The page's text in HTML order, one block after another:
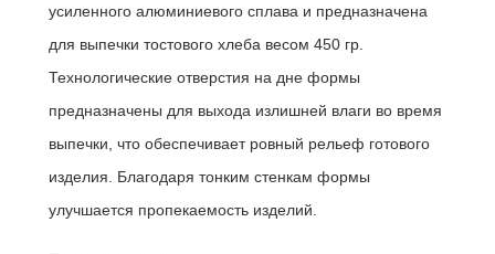
усиленного алюминиевого сплава и предназначена
для выпечки тостового хлеба весом 450 гр.
Технологические отверстия на дне формы
предназначены для выхода излишней влаги во время
выпечки, что обеспечивает ровный рельеф готового
изделия. Благодаря тонким стенкам формы
улучшается пропекаемость изделий.